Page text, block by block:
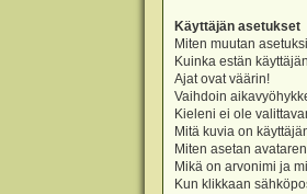
Käyttäjän asetukset
Miten muutan
Kuinka estän
Ajat ovat väärin!
Vaihdoin
Kieleni ei ole
Mitä kuvia on
Miten asetan
Mikä on arvonimi ja
Kun klikkaan